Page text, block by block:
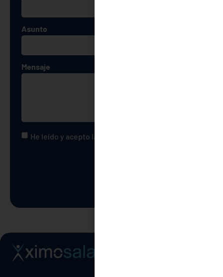
Asunto
Mensaje
He leído y acepto la